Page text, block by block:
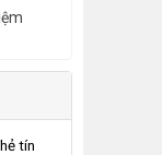
tín